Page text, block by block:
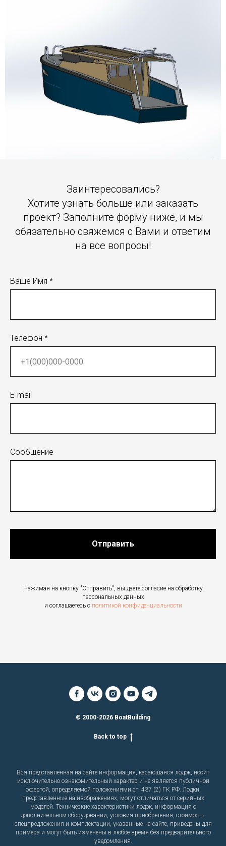
Заинтересовались?
Хотите узнать больше или заказать
проект? Заполните форму ниже, и мы
обязательно свяжемся с Вами и ответим
на все вопросы!
Ваше Имя *
Телефон *
E-mail
Сообщение
Отправить
Нажимая на кнопку "Отправить", вы даете согласие на обработку
персональных данных
и соглашаетесь c политикой конфиденциальности
© 2000-2026 BoatBuilding
Back to top
Вся представленная на сайте информация, касающаяся лодок, носит
исключительно ознакомительный характер и не является публичной
офертой, определяемой положениями ст. 437 (2) ГК РФ. Лодки,
представленные на изображениях, могут отличаться от серийных
моделей. Технические характеристики лодок, информация о
дополнительном оборудовании, условия приобретения, стоимость,
спецпредложения и комплектации, указанные на сайте, приведены для
примера и могут быть изменены в любое время без предварительного
уведомления.